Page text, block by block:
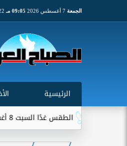
الجمعة 09:05 مـ 22 صفر
الرئيسية
الطقس غدًا السبت 8 أغسطس 2026.. انخفاض الحرارة وشبورة ورياح على عدة...